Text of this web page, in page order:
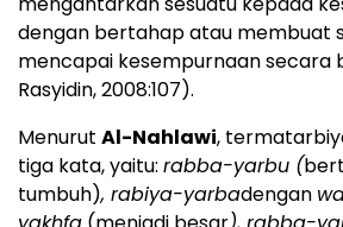
dengan bertahap atau membuat
mencapai kesempurnaan secara
Rasyidin, 2008:107).
Menurut Al-Nahlawi,
tiga kata, yaitu: rabba-yarbu (
tumbuh), rabiya-yarbadengan